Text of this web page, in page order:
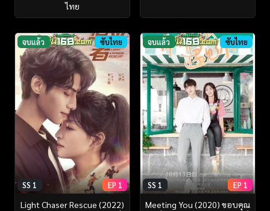
ไทย
จบแล้ว ซับไทย
SS 1 EP 1
Light Chaser Rescue (2022)
จบแล้ว ซับไทย
SS 1 EP 1
Meeting You (2020) ขอบคุณ